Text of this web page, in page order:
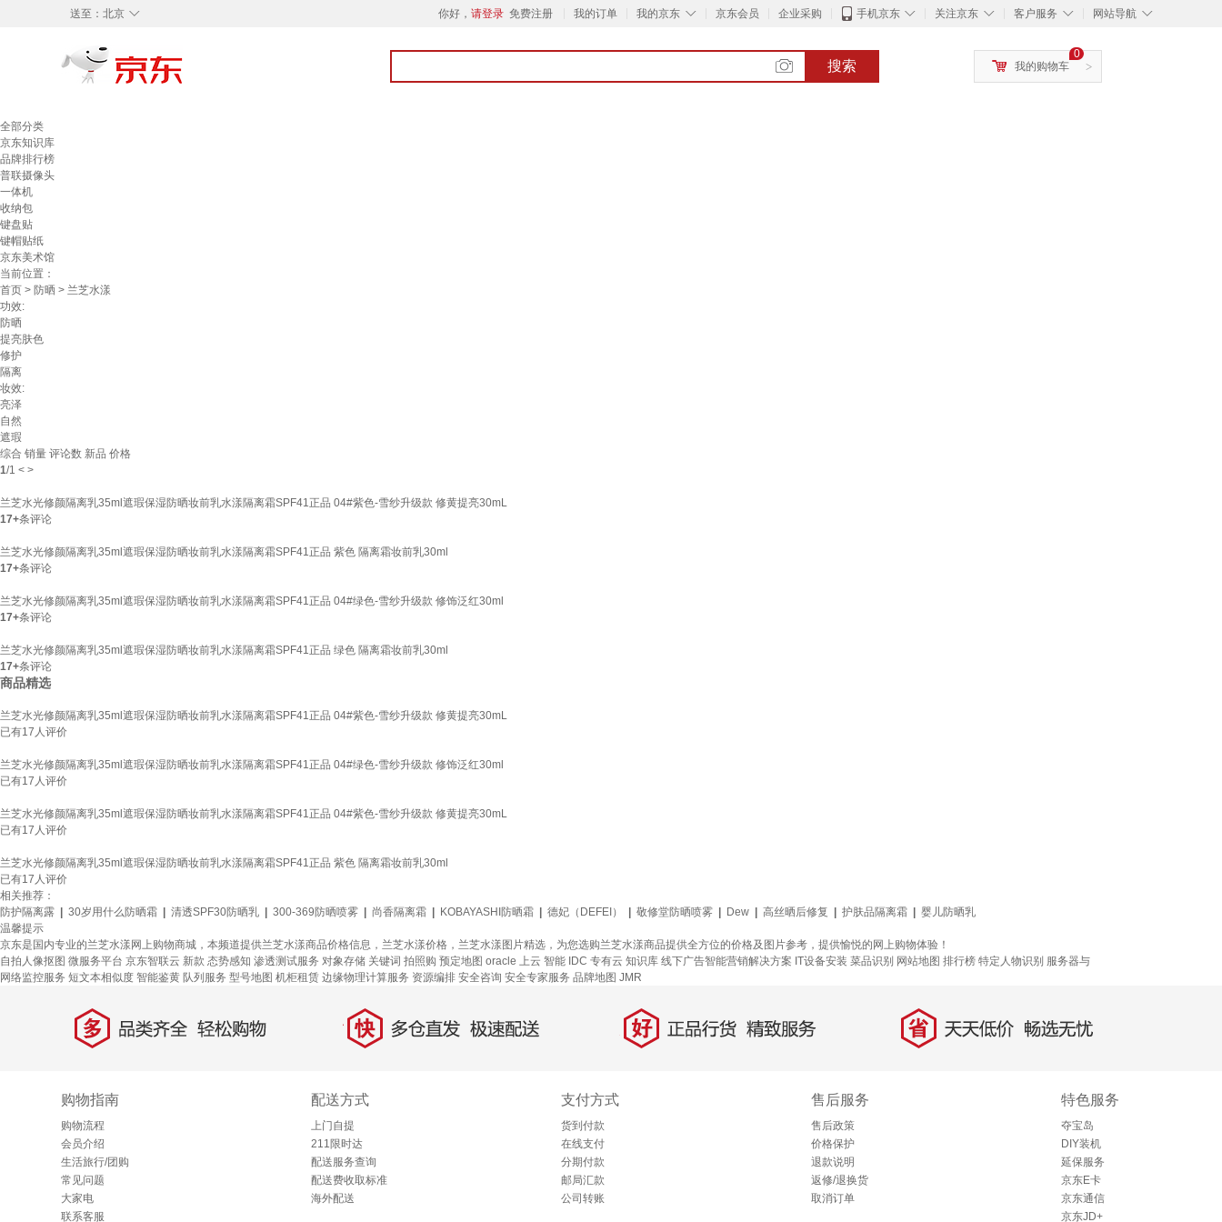
◇
送至： 北京 你好， 请登录 免费注册 我的订单 ◇
我的京东 京东会员 企业采购 ◇
手机京东 ◇
关注京东 ◇
客户服务 ◇
网站导航
搜索 >
0
我的购物车
全部分类
京东知识库
品牌排行榜
普联摄像头
一体机
收纳包
键盘贴
键帽贴纸
京东美术馆
当前位置：
首页 > 防晒 > 兰芝水漾
功效:
防晒
提亮肤色
修护
隔离
妆效:
亮泽
自然
遮瑕
综合 销量 评论数 新品 价格
1/1 < >
兰芝水光修颜隔离乳35ml遮瑕保湿防晒妆前乳水漾隔离霜SPF41正品 04#紫色-雪纱升级款 修黄提亮30mL
17+条评论
兰芝水光修颜隔离乳35ml遮瑕保湿防晒妆前乳水漾隔离霜SPF41正品 紫色 隔离霜妆前乳30ml
17+条评论
兰芝水光修颜隔离乳35ml遮瑕保湿防晒妆前乳水漾隔离霜SPF41正品 04#绿色-雪纱升级款 修饰泛红30ml
17+条评论
兰芝水光修颜隔离乳35ml遮瑕保湿防晒妆前乳水漾隔离霜SPF41正品 绿色 隔离霜妆前乳30ml
17+条评论
商品精选
兰芝水光修颜隔离乳35ml遮瑕保湿防晒妆前乳水漾隔离霜SPF41正品 04#紫色-雪纱升级款 修黄提亮30mL
已有17 人评价
兰芝水光修颜隔离乳35ml遮瑕保湿防晒妆前乳水漾隔离霜SPF41正品 04#绿色-雪纱升级款 修饰泛红30ml
已有17 人评价
兰芝水光修颜隔离乳35ml遮瑕保湿防晒妆前乳水漾隔离霜SPF41正品 04#紫色-雪纱升级款 修黄提亮30mL
已有17 人评价
兰芝水光修颜隔离乳35ml遮瑕保湿防晒妆前乳水漾隔离霜SPF41正品 紫色 隔离霜妆前乳30ml
已有17 人评价
相关推荐：
防护隔离露
30岁用什么防晒霜 清透SPF30防晒乳 300-369防晒喷雾 尚香隔离霜 KOBAYASHI防晒霜 德妃（DEFEI） 敬修堂防晒喷雾 Dew 高丝晒后修复 护肤品隔离霜
婴儿防晒乳
温馨提示
京东是国内专业的兰芝水漾网上购物商城，本频道提供兰芝水漾商品价格信息，兰芝水漾价格，兰芝水漾图片精选，为您选购兰芝水漾商品提供全方位的价格及图片参考，提供愉悦的网上购物体验！
自拍人像抠图 微服务平台 京东智联云 新款 态势感知 渗透测试服务 对象存储 关键词 拍照购 预定地图 oracle 上云 智能 IDC 专有云 知识库 线下广告智能营销解决方案 IT设备安装 菜品识别 网站地图 排行榜 特定人物识别 服务器与
网络监控服务 短文本相似度 智能鉴黄 队列服务 型号地图 机柜租赁 边缘物理计算服务 资源编排 安全咨询 安全专家服务 品牌地图 JMR
多 品类齐全，轻松购物 快 多仓直发，极速配送 好 正品行货，精致服务 省 天天低价，畅选无忧
购物指南
购物流程
会员介绍
生活旅行/团购
常见问题
大家电
联系客服
配送方式
上门自提
211限时达
配送服务查询
配送费收取标准
海外配送
支付方式
货到付款
在线支付
分期付款
邮局汇款
公司转账
售后服务
售后政策
价格保护
退款说明
返修/退换货
取消订单
特色服务
夺宝岛
DIY装机
延保服务
京东E卡
京东通信
京东JD+